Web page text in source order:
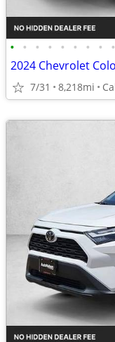
• • • • • • • • •
7/31 8,218mi